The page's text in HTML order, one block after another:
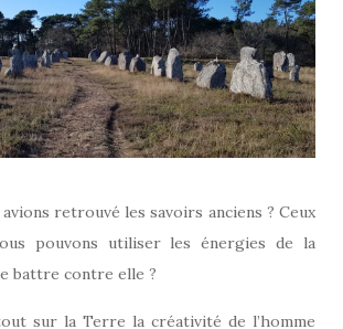
retrouvé les savoirs anciens ? Ceux
pouvons utiliser les énergies de la
battre contre elle ?
sur la Terre la créativité de l’homme